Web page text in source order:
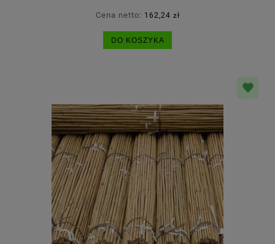
Cena netto: 162,24 zł
DO KOSZYKA